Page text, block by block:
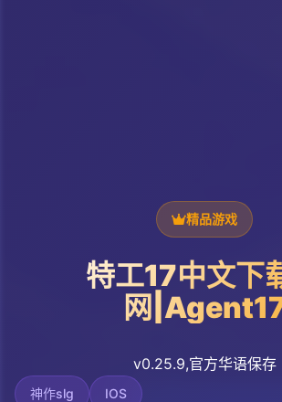
精品游戏
特工17中文下
网
v0.25.9,官方华语保存
神作slg IOS